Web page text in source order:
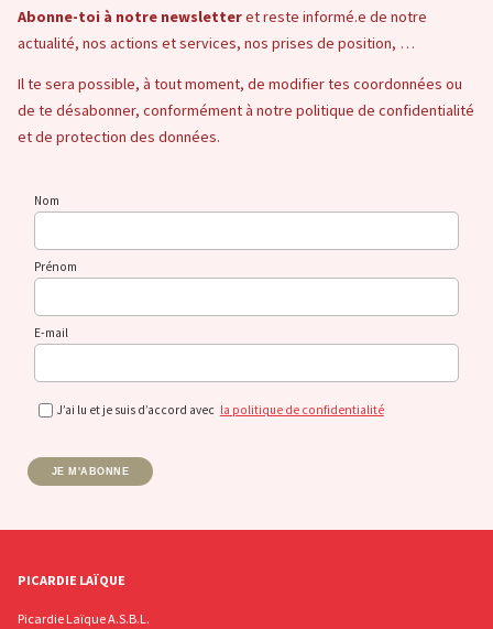
Abonne-toi à notre newsletteret reste informé.e de notre
actualité, nos actions et services, nos prises de position, …
Il te sera possible, à tout moment, de modifier tes coordonnées ou
de te désabonner, conformément à notre politique de confidentialité
et de protection des données.
Nom
Prénom
E-mail
J’ai lu et je suis d’accord avec la politique de confidentialité
JE M'ABONNE
PICARDIE LAÏQUE
Picardie Laïque A.S.B.L.